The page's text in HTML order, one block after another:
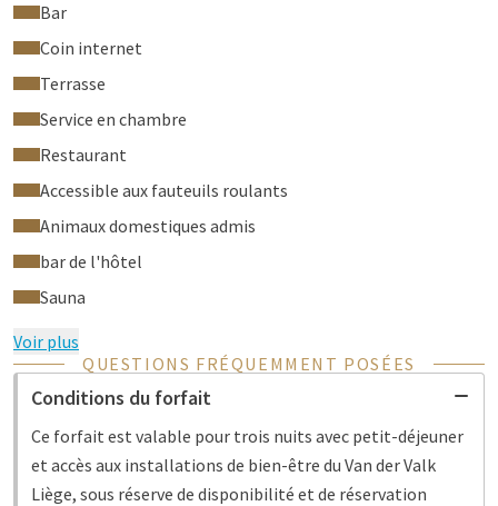
Bar
Coin internet
Terrasse
Service en chambre
Restaurant
Accessible aux fauteuils roulants
Animaux domestiques admis
bar de l'hôtel
Sauna
Voir plus
QUESTIONS FRÉQUEMMENT POSÉES
Conditions du forfait
Ce forfait est valable pour trois nuits avec petit-déjeuner
et accès aux installations de bien-être du Van der Valk
Liège, sous réserve de disponibilité et de réservation